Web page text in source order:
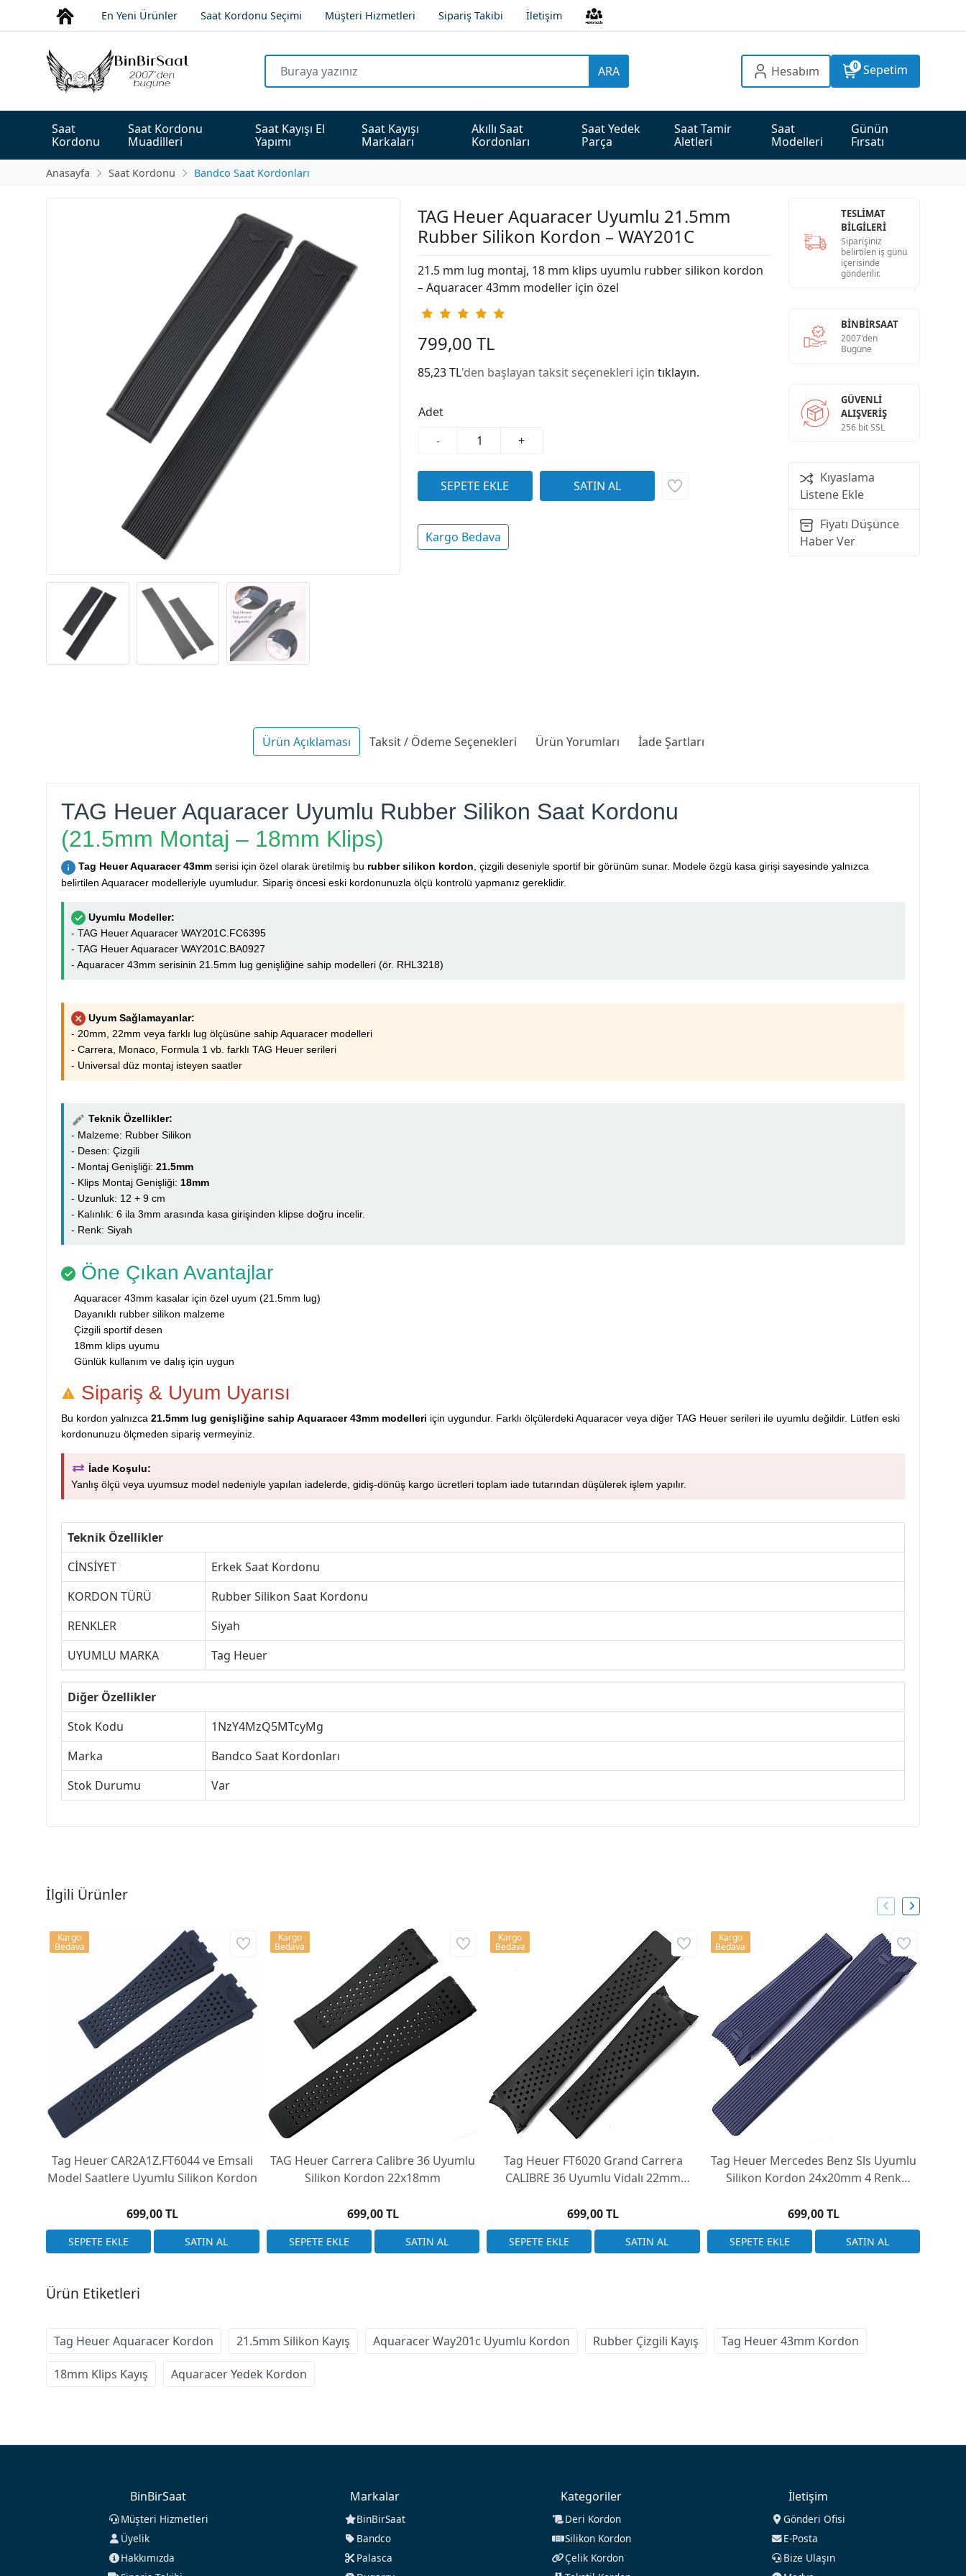
En Yeni Ürünler Saat Kordonu Seçimi Müşteri Hizmetleri Sipariş Takibi İletişim
ARA Hesabım 0 Sepetim
Saat
Kordonu
Saat Kordonu
Muadilleri
Saat Kayışı El
Yapımı
Saat Kayışı
Markaları
Akıllı Saat
Kordonları
Saat Yedek
Parça
Saat Tamir
Aletleri
Saat
Modelleri
Günün
Fırsatı
Anasayfa Saat Kordonu Bandco Saat Kordonları
TAG Heuer Aquaracer Uyumlu 21.5mm
Rubber Silikon Kordon – WAY201C
21.5 mm lug montaj, 18 mm klips uyumlu rubber silikon kordon
– Aquaracer 43mm modeller için özel
799,00 TL
85,23 TL'den başlayan taksit seçenekleri için tıklayın.
Adet
-
+
Kargo Bedava
TESLİMAT
BİLGİLERİ
Siparişiniz
belirtilen iş günü
içerisinde
gönderilir.
BINBIRSAAT
2007'den
Bugüne
GÜVENLI
ALIŞVERIŞ
256 bit SSL
Kıyaslama
Listene Ekle
Fiyatı Düşünce
Haber Ver
Ürün Açıklaması Taksit / Ödeme Seçenekleri Ürün Yorumları İade Şartları
TAG Heuer Aquaracer Uyumlu Rubber Silikon Saat Kordonu
(21.5mm Montaj – 18mm Klips)
Tag Heuer Aquaracer 43mm serisi için özel olarak üretilmiş bu rubber silikon kordon, çizgili deseniyle sportif bir görünüm sunar. Modele özgü kasa girişi sayesinde yalnızca
belirtilen Aquaracer modelleriyle uyumludur. Sipariş öncesi eski kordonunuzla ölçü kontrolü yapmanız gereklidir.
Uyumlu Modeller:
- TAG Heuer Aquaracer WAY201C.FC6395
- TAG Heuer Aquaracer WAY201C.BA0927
- Aquaracer 43mm serisinin 21.5mm lug genişliğine sahip modelleri (ör. RHL3218)
Uyum Sağlamayanlar:
- 20mm, 22mm veya farklı lug ölçüsüne sahip Aquaracer modelleri
- Carrera, Monaco, Formula 1 vb. farklı TAG Heuer serileri
- Universal düz montaj isteyen saatler
Teknik Özellikler:
- Malzeme: Rubber Silikon
- Desen: Çizgili
- Montaj Genişliği: 21.5mm
- Klips Montaj Genişliği: 18mm
- Uzunluk: 12 + 9 cm
- Kalınlık: 6 ila 3mm arasında kasa girişinden klipse doğru incelir.
- Renk: Siyah
Öne Çıkan Avantajlar
Aquaracer 43mm kasalar için özel uyum (21.5mm lug)
Dayanıklı rubber silikon malzeme
Çizgili sportif desen
18mm klips uyumu
Günlük kullanım ve dalış için uygun
Sipariş & Uyum Uyarısı
Bu kordon yalnızca 21.5mm lug genişliğine sahip Aquaracer 43mm modelleri için uygundur. Farklı ölçülerdeki Aquaracer veya diğer TAG Heuer serileri ile uyumlu değildir. Lütfen eski
kordonunuzu ölçmeden sipariş vermeyiniz.
İade Koşulu:
Yanlış ölçü veya uyumsuz model nedeniyle yapılan iadelerde, gidiş-dönüş kargo ücretleri toplam iade tutarından düşülerek işlem yapılır.
Teknik Özellikler
CİNSİYET
Erkek Saat Kordonu
KORDON TÜRÜ
Rubber Silikon Saat Kordonu
RENKLER
Siyah
UYUMLU MARKA
Tag Heuer
Diğer Özellikler
Stok Kodu
1NzY4MzQ5MTcyMg
Marka
Bandco Saat Kordonları
Stok Durumu
Var
İlgili Ürünler
Tag Heuer CAR2A1Z.FT6044 ve Emsali
Model Saatlere Uyumlu Silikon Kordon
699,00 TL
Kargo
Bedava
TAG Heuer Carrera Calibre 36 Uyumlu
Silikon Kordon 22x18mm
699,00 TL
Kargo
Bedava
Tag Heuer FT6020 Grand Carrera
CALIBRE 36 Uyumlu Vidalı 22mm
699,00 TL
Kargo
Bedava
Tag Heuer Mercedes Benz Sls Uyumlu
Silikon Kordon 24x20mm 4 Renk
699,00 TL
Kargo
Bedava
Ürün Etiketleri
Tag Heuer Aquaracer Kordon 21.5mm Silikon Kayış Aquaracer Way201c Uyumlu Kordon Rubber Çizgili Kayış Tag Heuer 43mm Kordon
18mm Klips Kayış Aquaracer Yedek Kordon
BinBirSaat
Müşteri Hizmetleri
Üyelik
Hakkımızda
Markalar
BinBirSaat
Bandco
Palasca
Kategoriler
Deri Kordon
Silikon Kordon
Çelik Kordon
İletişim
Gönderi Ofisi
E-Posta
Bize Ulaşın